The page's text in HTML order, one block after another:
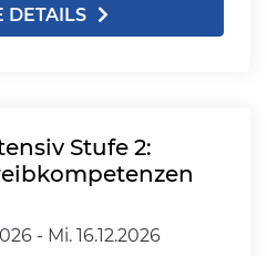
DETAILS
Stufe 2:
- Mi. 16.12.2026